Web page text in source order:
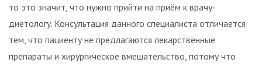
то это значит, что нужно прийти на приём к врачу-
диетологу. Консультация данного специалиста отличается
тем, что пациенту не предлагаются лекарственные
препараты и хирургическое вмешательство, потому что